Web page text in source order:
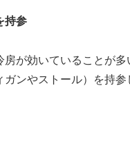
持参
房が効いていることが
ガンやストール）を持